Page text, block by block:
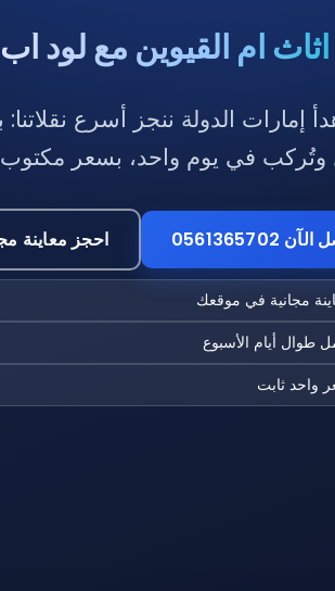
ام القيوين مع لود
إمارات الدولة ننجز أسرع
وتُركب في يوم واحد، بسعر مكتوب
0561365702 احجز معاينة
مجانية في موقعك
طوال أيام الأسبوع
واحد ثابت